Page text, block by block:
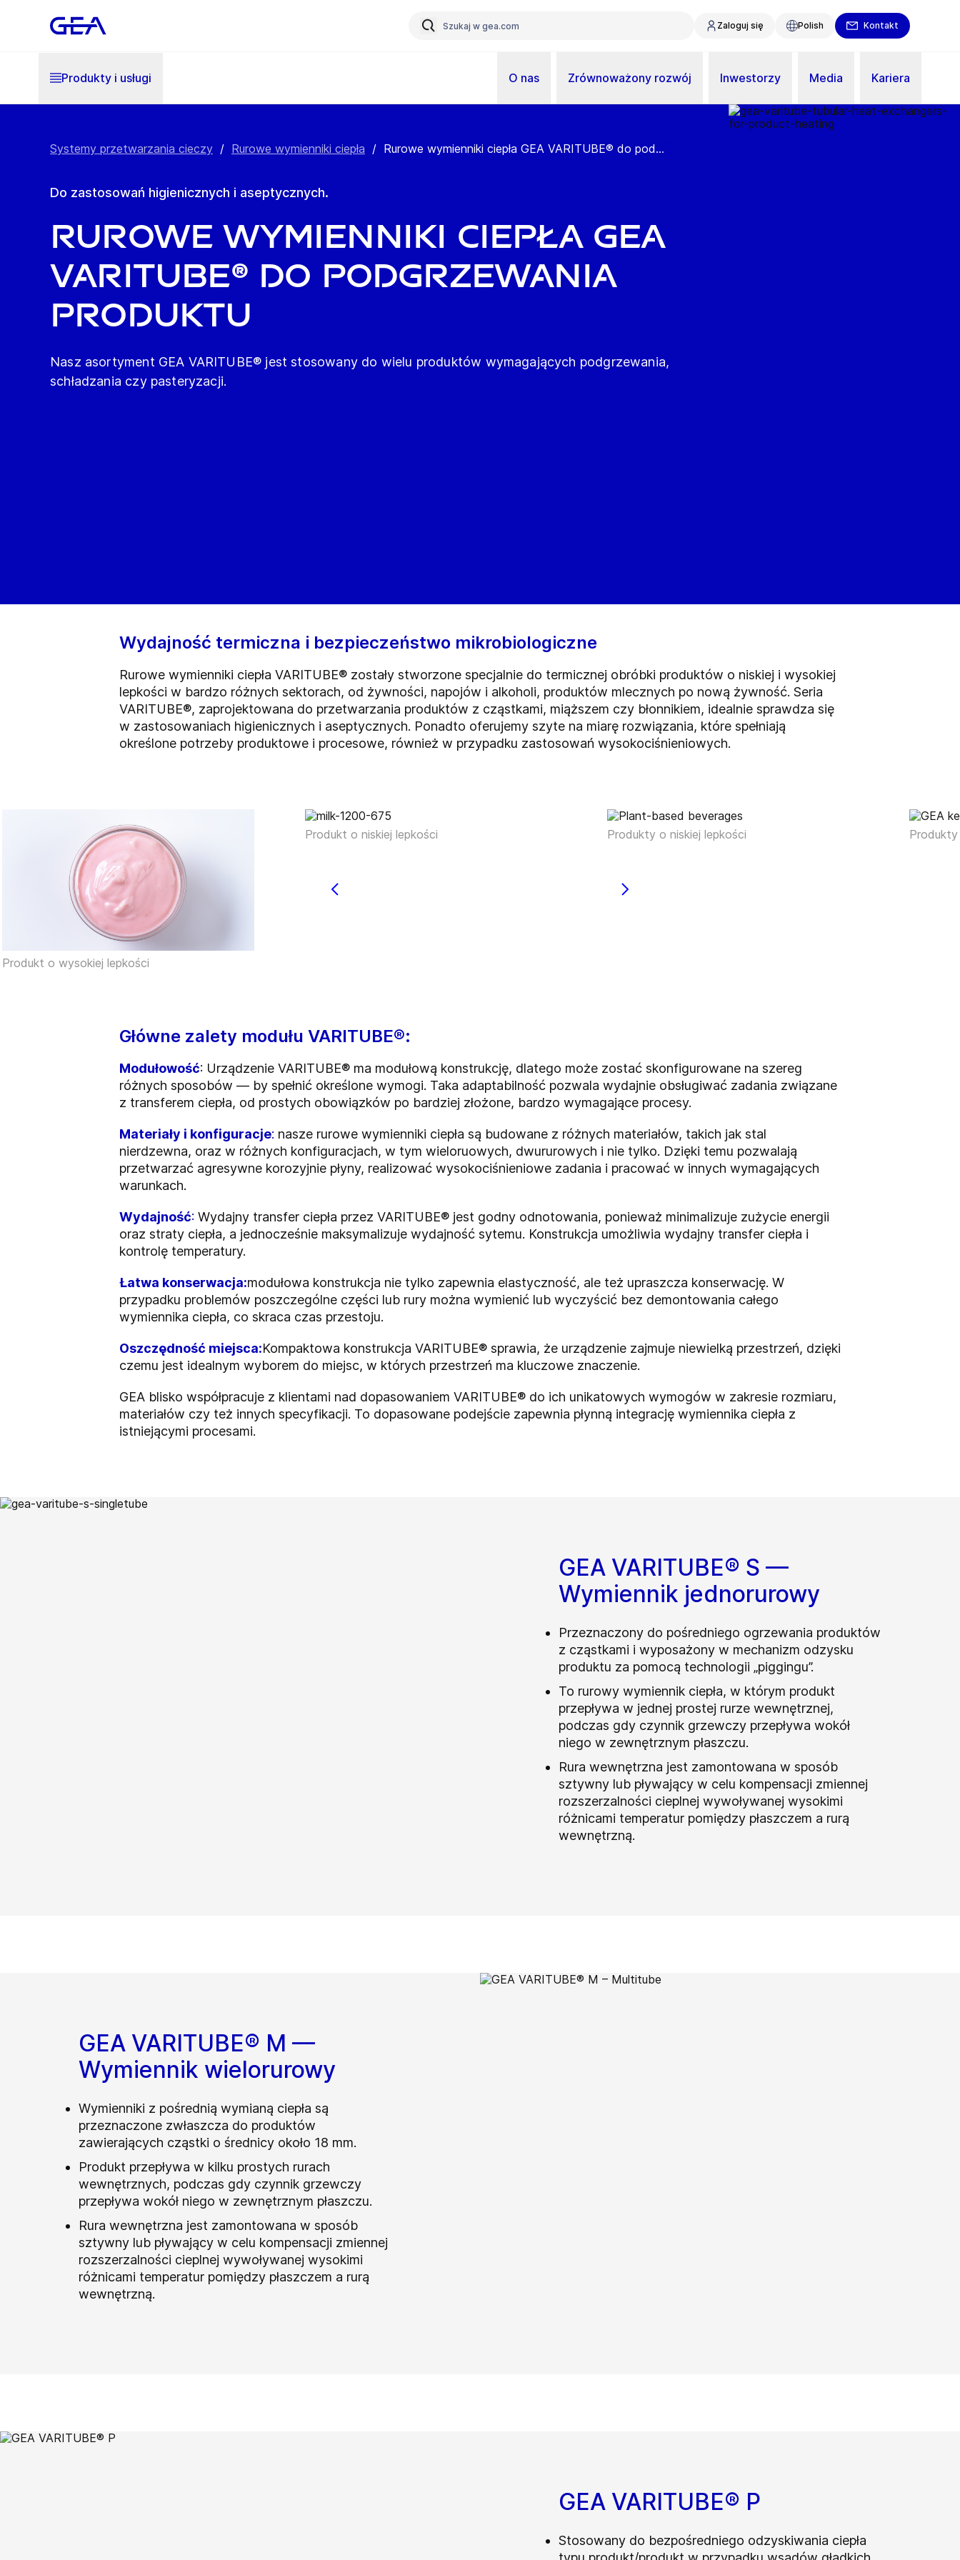
Zaloguj się Polish Kontakt
Produkty i usługi O nas Zrównoważony rozwój Inwestorzy Media Kariera
Systemy przetwarzania cieczy / Rurowe wymienniki ciepła / Rurowe wymienniki ciepła GEA VARITUBE® do pod...
Do zastosowań higienicznych i aseptycznych.
Rurowe wymienniki ciepła GEA
VARITUBE® do podgrzewania
produktu
Nasz asortyment GEA VARITUBE® jest stosowany do wielu produktów wymagających podgrzewania,
schładzania czy pasteryzacji.
Wydajność termiczna i bezpieczeństwo mikrobiologiczne
Rurowe wymienniki ciepła VARITUBE® zostały stworzone specjalnie do termicznej obróbki produktów o niskiej i wysokiej
lepkości w bardzo różnych sektorach, od żywności, napojów i alkoholi, produktów mlecznych po nową żywność. Seria
VARITUBE®, zaprojektowana do przetwarzania produktów z cząstkami, miąższem czy błonnikiem, idealnie sprawdza się
w zastosowaniach higienicznych i aseptycznych. Ponadto oferujemy szyte na miarę rozwiązania, które spełniają
określone potrzeby produktowe i procesowe, również w przypadku zastosowań wysokociśnieniowych.
Produkt o wysokiej lepkości
Produkt o niskiej lepkości Produkty o niskiej lepkości
Główne zalety modułu VARITUBE®:
Modułowość: Urządzenie VARITUBE® ma modułową konstrukcję, dlatego może zostać skonfigurowane na szereg
różnych sposobów — by spełnić określone wymogi. Taka adaptabilność pozwala wydajnie obsługiwać zadania związane
z transferem ciepła, od prostych obowiązków po bardziej złożone, bardzo wymagające procesy.
Materiały i konfiguracje: nasze rurowe wymienniki ciepła są budowane z różnych materiałów, takich jak stal
nierdzewna, oraz w różnych konfiguracjach, w tym wieloruowych, dwururowych i nie tylko. Dzięki temu pozwalają
przetwarzać agresywne korozyjnie płyny, realizować wysokociśnieniowe zadania i pracować w innych wymagających
warunkach.
Wydajność: Wydajny transfer ciepła przez VARITUBE® jest godny odnotowania, ponieważ minimalizuje zużycie energii
oraz straty ciepła, a jednocześnie maksymalizuje wydajność sytemu. Konstrukcja umożliwia wydajny transfer ciepła i
kontrolę temperatury.
Łatwa konserwacja:modułowa konstrukcja nie tylko zapewnia elastyczność, ale też upraszcza konserwację. W
przypadku problemów poszczególne części lub rury można wymienić lub wyczyścić bez demontowania całego
wymiennika ciepła, co skraca czas przestoju.
Oszczędność miejsca:Kompaktowa konstrukcja VARITUBE® sprawia, że urządzenie zajmuje niewielką przestrzeń, dzięki
czemu jest idealnym wyborem do miejsc, w których przestrzeń ma kluczowe znaczenie.
GEA blisko współpracuje z klientami nad dopasowaniem VARITUBE® do ich unikatowych wymogów w zakresie rozmiaru,
materiałów czy też innych specyfikacji. To dopasowane podejście zapewnia płynną integrację wymiennika ciepła z
istniejącymi procesami.
GEA VARITUBE® S —
Wymiennik jednorurowy
Przeznaczony do pośredniego ogrzewania produktów
z cząstkami i wyposażony w mechanizm odzysku
produktu za pomocą technologii „piggingu”.
To rurowy wymiennik ciepła, w którym produkt
przepływa w jednej prostej rurze wewnętrznej,
podczas gdy czynnik grzewczy przepływa wokół
niego w zewnętrznym płaszczu.
Rura wewnętrzna jest zamontowana w sposób
sztywny lub pływający w celu kompensacji zmiennej
rozszerzalności cieplnej wywoływanej wysokimi
różnicami temperatur pomiędzy płaszczem a rurą
wewnętrzną.
GEA VARITUBE® M —
Wymiennik wielorurowy
Wymienniki z pośrednią wymianą ciepła są
przeznaczone zwłaszcza do produktów
zawierających cząstki o średnicy około 18 mm.
Produkt przepływa w kilku prostych rurach
wewnętrznych, podczas gdy czynnik grzewczy
przepływa wokół niego w zewnętrznym płaszczu.
Rura wewnętrzna jest zamontowana w sposób
sztywny lub pływający w celu kompensacji zmiennej
rozszerzalności cieplnej wywoływanej wysokimi
różnicami temperatur pomiędzy płaszczem a rurą
wewnętrzną.
GEA VARITUBE® P
Stosowany do bezpośredniego odzyskiwania ciepła